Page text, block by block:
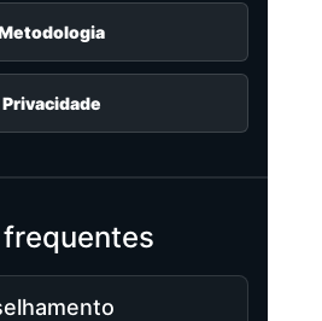
Privacidade